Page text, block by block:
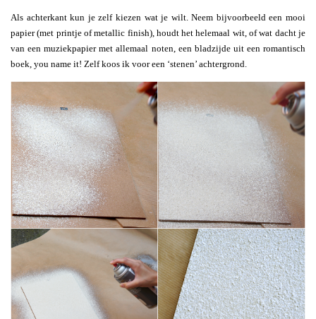
Als achterkant kun je zelf kiezen wat je wilt. Neem bijvoorbeeld een mooi
papier (met printje of metallic finish), houdt het helemaal wit, of wat dacht je
van een muziekpapier met allemaal noten, een bladzijde uit een romantisch
boek, you name it! Zelf koos ik voor een ‘stenen’ achtergrond.